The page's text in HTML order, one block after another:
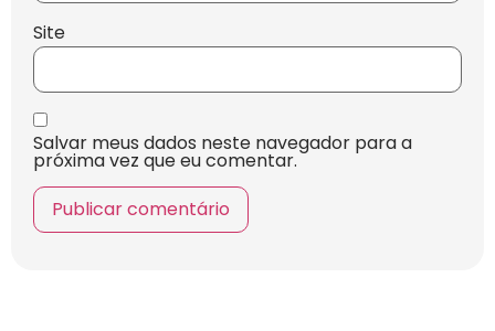
Site
Salvar meus dados neste navegador para a
próxima vez que eu comentar.